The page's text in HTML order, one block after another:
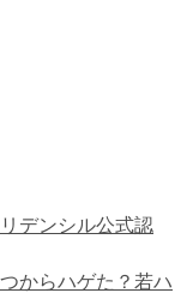
デンシル公式認
からハゲた？若ハ